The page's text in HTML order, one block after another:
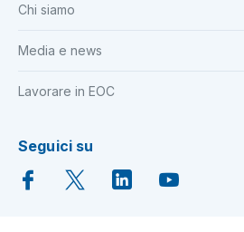
Chi siamo
Media e news
Lavorare in EOC
Seguici su